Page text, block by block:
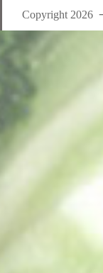
Copyright 2026